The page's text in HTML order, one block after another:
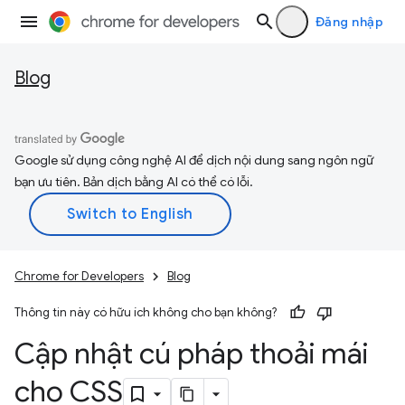
Đăng nhập
Blog
Google sử dụng công nghệ AI để dịch nội dung sang ngôn ngữ
bạn ưu tiên. Bản dịch bằng AI có thể có lỗi.
Chrome for Developers Blog
Thông tin này có hữu ích không cho bạn không?
Cập nhật cú pháp thoải mái
cho CSS